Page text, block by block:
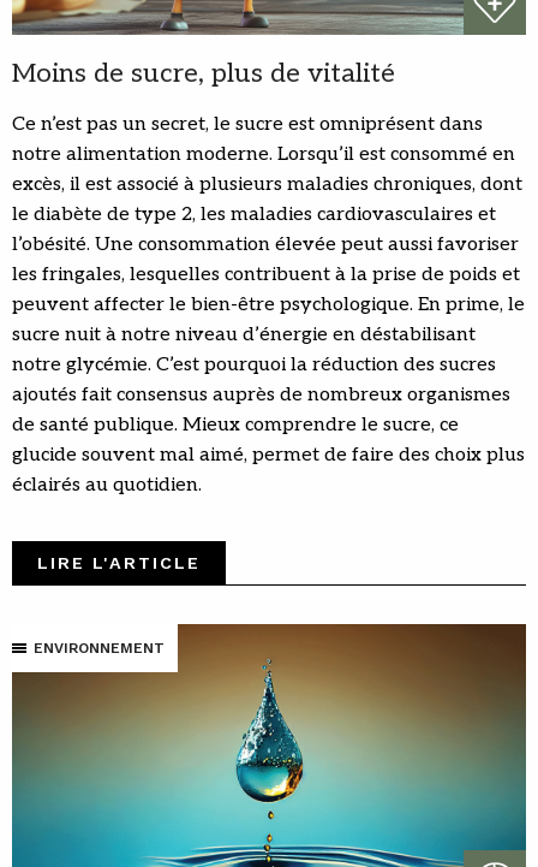
Moins de sucre, plus de vitalité
Ce n’est pas un secret, le sucre est omniprésent dans
notre alimentation moderne. Lorsqu’il est consommé en
excès, il est associé à plusieurs maladies chroniques, dont
le diabète de type 2, les maladies cardiovasculaires et
l’obésité. Une consommation élevée peut aussi favoriser
les fringales, lesquelles contribuent à la prise de poids et
peuvent affecter le bien-être psychologique. En prime, le
sucre nuit à notre niveau d’énergie en déstabilisant
notre glycémie. C’est pourquoi la réduction des sucres
ajoutés fait consensus auprès de nombreux organismes
de santé publique. Mieux comprendre le sucre, ce
glucide souvent mal aimé, permet de faire des choix plus
éclairés au quotidien.
LIRE L'ARTICLE
ENVIRONNEMENT